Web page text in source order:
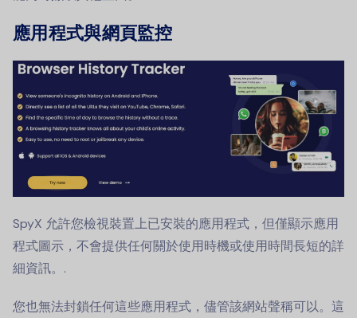
應用程式與網頁監控
SpyX 允許您檢視裝置上已安裝的應用程式，但僅顯示應用
程式圖示，不會提供任何關於使用時機或使用時間長短的詳
細資訊。.
您也無法封鎖任何這些應用程式，儘管該網站聲稱可以。這